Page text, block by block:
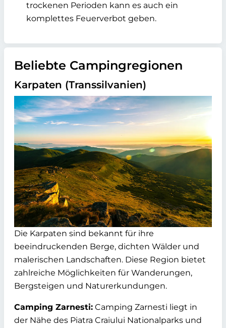
trockenen Perioden kann es auch ein
komplettes Feuerverbot geben.
Beliebte Campingregionen
Karpaten (Transsilvanien)
Die Karpaten sind bekannt für ihre
beeindruckenden Berge, dichten Wälder und
malerischen Landschaften. Diese Region bietet
zahlreiche Möglichkeiten für Wanderungen,
Bergsteigen und Naturerkundungen.
Camping Zarnesti: Camping Zarnesti liegt in
der Nähe des Piatra Craiului Nationalparks und